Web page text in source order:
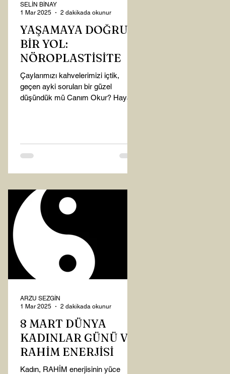
YAŞAMAYA DOĞRU
BİR YOL:
NÖROPLASTİSİTE
Çaylarımızı kahvelerimizi içtik,
geçen ayki soruları bir güzel
düşündük mü Canım Okur? Hayatta
SELİN BİNAY
1 Mar 2025
2 dakikada okunur
8 MART DÜNYA
KADINLAR GÜNÜ VE
RAHİM ENERJİSİ
Kadın, RAHİM enerjisinin yüce
ARZU SEZGİN
1 Mar 2025
2 dakikada okunur